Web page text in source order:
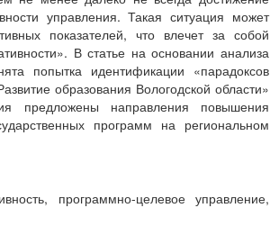
управления. Такая ситуация может
показателей, что влечет за собой
В статье на основании анализа
попытка идентификации «парадоксов
образования Вологодской области»
предложены направления повышения
программ на региональном
программно-целевое управление,